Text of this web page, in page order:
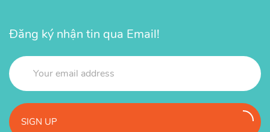
Đăng ký nhận tin qua Email!
SIGN UP